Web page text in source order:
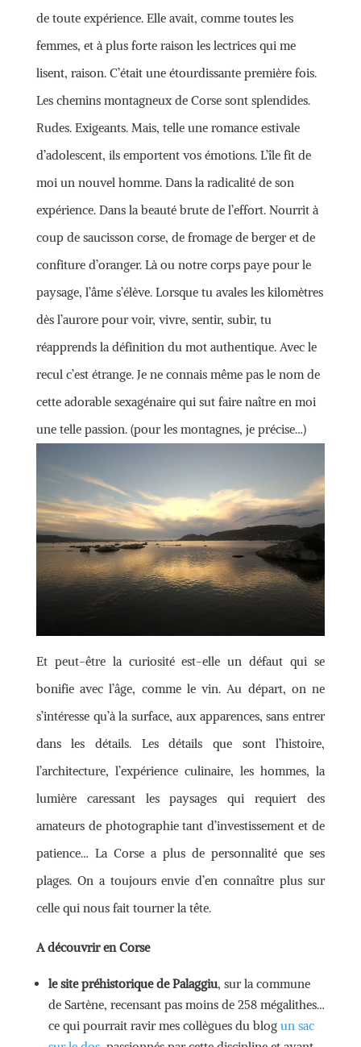
de toute expérience. Elle avait, comme toutes les
femmes, et à plus forte raison les lectrices qui me
lisent, raison. C’était une étourdissante première fois.
Les chemins montagneux de Corse sont splendides.
Rudes. Exigeants. Mais, telle une romance estivale
d’adolescent, ils emportent vos émotions. L’île fit de
moi un nouvel homme. Dans la radicalité de son
expérience. Dans la beauté brute de l’effort. Nourrit à
coup de saucisson corse, de fromage de berger et de
confiture d’oranger. Là ou notre corps paye pour le
paysage, l’âme s’élève. Lorsque tu avales les kilomètres
dès l’aurore pour voir, vivre, sentir, subir, tu
réapprends la définition du mot authentique. Avec le
recul c’est étrange. Je ne connais même pas le nom de
cette adorable sexagénaire qui sut faire naître en moi
une telle passion. (pour les montagnes, je précise…)
Et peut-être la curiosité est-elle un défaut qui se
bonifie avec l’âge, comme le vin. Au départ, on ne
s’intéresse qu’à la surface, aux apparences, sans entrer
dans les détails. Les détails que sont l’histoire,
l’architecture, l’expérience culinaire, les hommes, la
lumière caressant les paysages qui requiert des
amateurs de photographie tant d’investissement et de
patience… La Corse a plus de personnalité que ses
plages. On a toujours envie d’en connaître plus sur
celle qui nous fait tourner la tête.
A découvrir en Corse
le site préhistorique de Palaggiu, sur la commune
de Sartène, recensant pas moins de 258 mégalithes…
ce qui pourrait ravir mes collègues du blog un sac